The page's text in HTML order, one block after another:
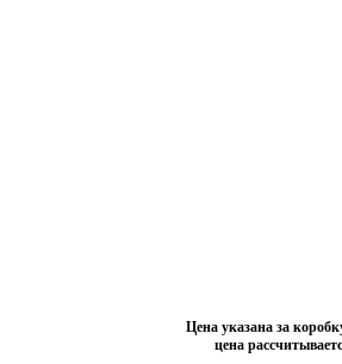
Цена указана за
цена